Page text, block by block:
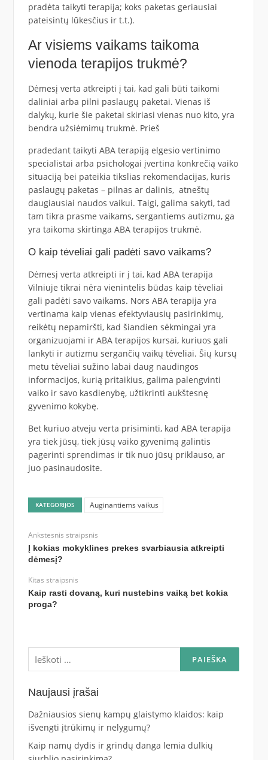
pradėta taikyti terapija; koks paketas geriausiai
pateisintų lūkesčius ir t.t.).
Ar visiems vaikams taikoma
vienoda terapijos trukmė?
Dėmesį verta atkreipti į tai, kad gali būti taikomi
daliniai arba pilni paslaugų paketai. Vienas iš
dalykų, kurie šie paketai skiriasi vienas nuo kito, yra
bendra užsiėmimų trukmė. Prieš
pradedant taikyti ABA terapiją elgesio vertinimo
specialistai arba psichologai įvertina konkrečią vaiko
situaciją bei pateikia tikslias rekomendacijas, kuris
paslaugų paketas – pilnas ar dalinis, atneštų
daugiausiai naudos vaikui. Taigi, galima sakyti, tad
tam tikra prasme vaikams, sergantiems autizmu, ga
yra taikoma skirtinga ABA terapijos trukmė.
O kaip tėveliai gali padėti savo vaikams?
Dėmesį verta atkreipti ir į tai, kad ABA terapija
Vilniuje tikrai nėra vienintelis būdas kaip tėveliai
gali padėti savo vaikams. Nors ABA terapija yra
vertinama kaip vienas efektyviausių pasirinkimų,
reikėtų nepamiršti, kad šiandien sėkmingai yra
organizuojami ir ABA terapijos kursai, kuriuos gali
lankyti ir autizmu sergančių vaikų tėveliai. Šių kursų
metu tėveliai sužino labai daug naudingos
informacijos, kurią pritaikius, galima palengvinti
vaiko ir savo kasdienybę, užtikrinti aukštesnę
gyvenimo kokybę.
Bet kuriuo atveju verta prisiminti, kad ABA terapija
yra tiek jūsų, tiek jūsų vaiko gyvenimą galintis
pagerinti sprendimas ir tik nuo jūsų priklauso, ar
juo pasinaudosite.
KATEGORIJOS Auginantiems vaikus
Ankstesnis straipsnis
Į kokias mokyklines prekes svarbiausia atkreipti
dėmesį?
Kitas straipsnis
Kaip rasti dovaną, kuri nustebins vaiką bet kokia
proga?
Ieškoti:
Naujausi įrašai
Dažniausios sienų kampų glaistymo klaidos: kaip
išvengti įtrūkimų ir nelygumų?
Kaip namų dydis ir grindų danga lemia dulkių